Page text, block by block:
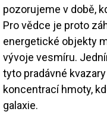
pozorujeme v době,
Pro vědce je proto
energetické objekty
vývoje vesmíru.
tyto pradávné
koncentrací hmoty,
galaxie.